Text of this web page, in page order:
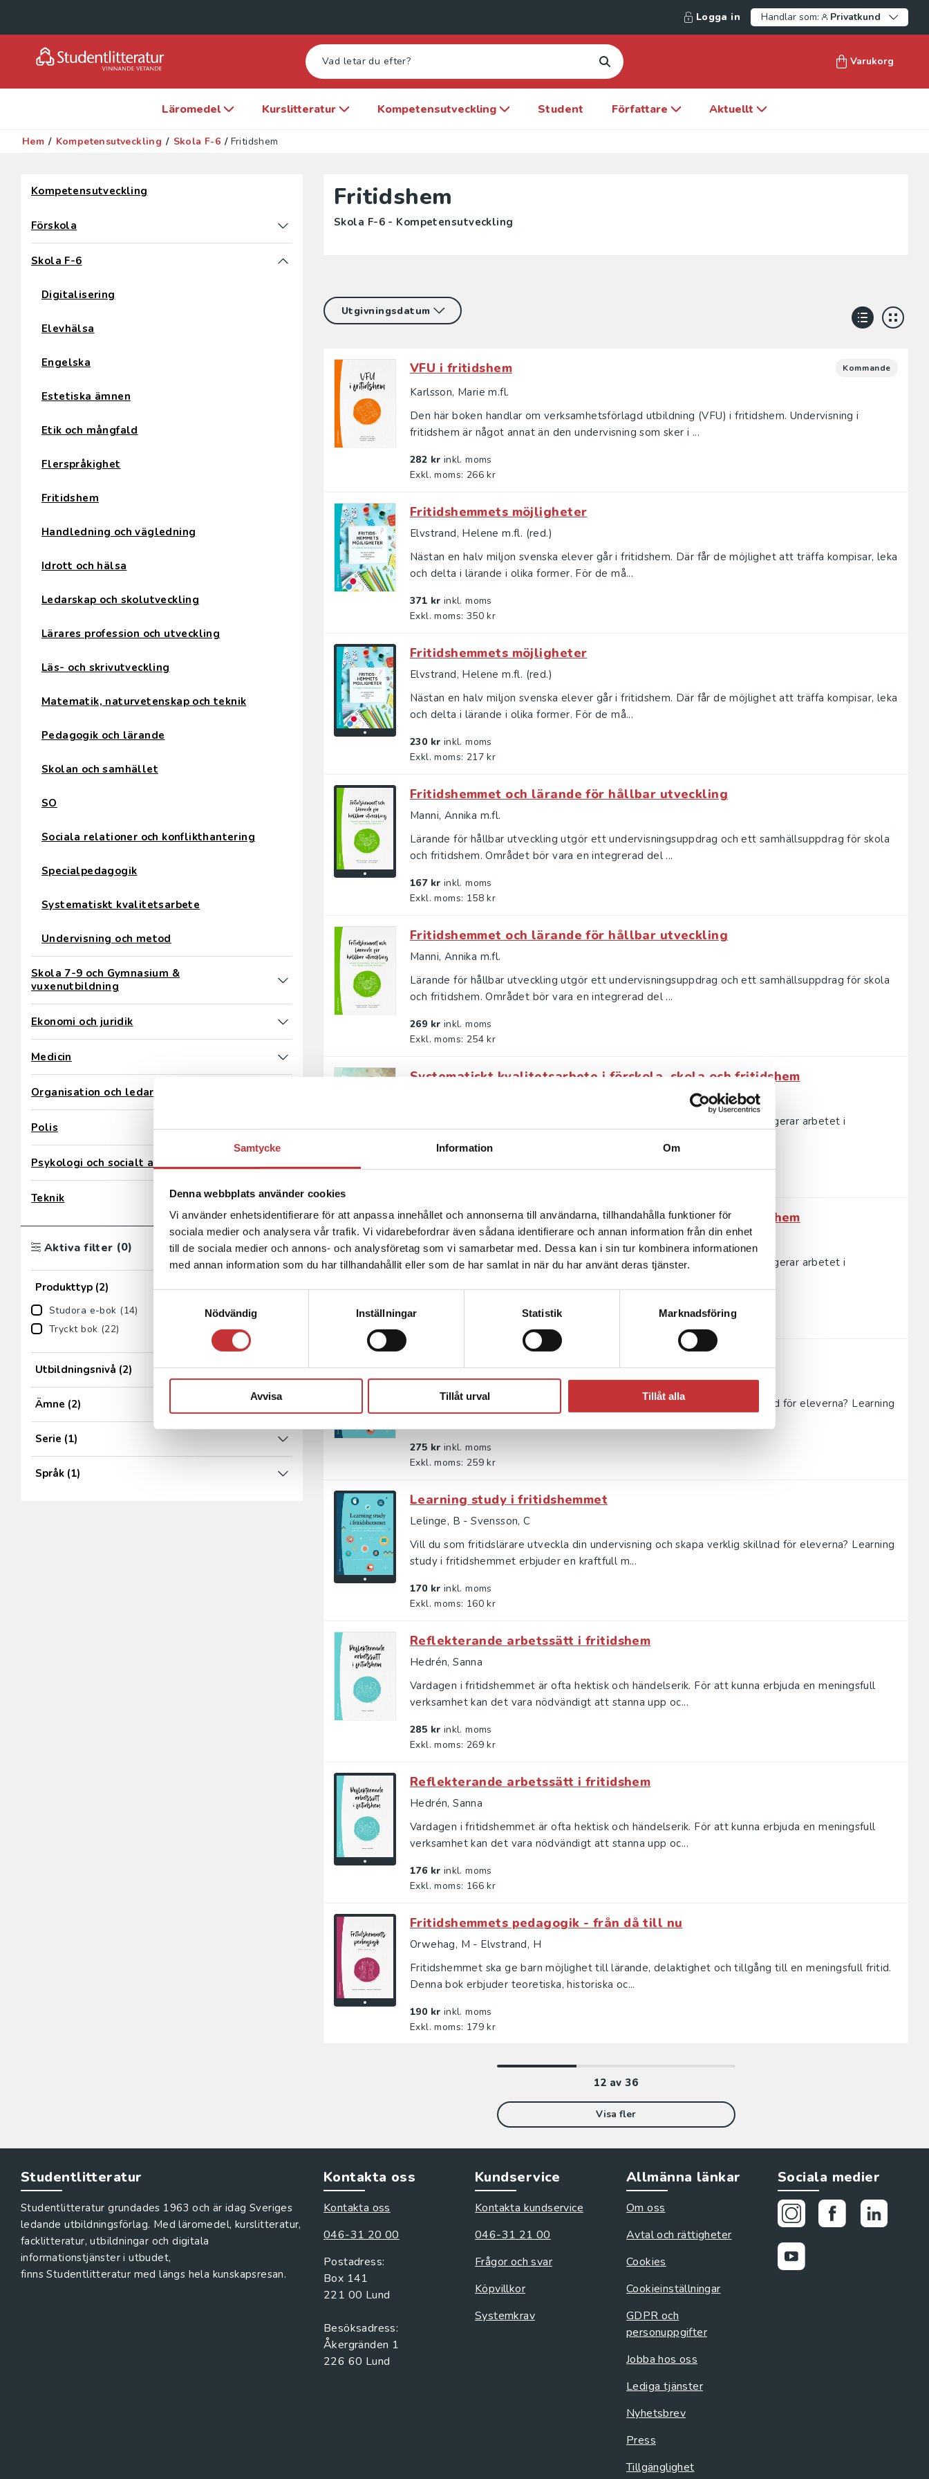
Samtycke Information Om
Denna webbplats använder cookies
Vi använder enhetsidentifierare för att anpassa innehållet och annonserna till användarna, tillhandahålla funktioner för
sociala medier och analysera vår trafik. Vi vidarebefordrar även sådana identifierare och annan information från din enhet
till de sociala medier och annons- och analysföretag som vi samarbetar med. Dessa kan i sin tur kombinera informationen
med annan information som du har tillhandahållit eller som de har samlat in när du har använt deras tjänster.
Nödvändig
Inställningar Statistik Marknadsföring
Avvisa Tillåt urval Tillåt alla
Logga in Handlar som: Privatkund
Varukorg
Läromedel Kurslitteratur Kompetensutveckling Student Författare Aktuellt
Hem / Kompetensutveckling / Skola F-6 / Fritidshem
Kompetensutveckling
Förskola
Skola F-6
Digitalisering
Elevhälsa
Engelska
Estetiska ämnen
Etik och mångfald
Flerspråkighet
Fritidshem
Handledning och vägledning
Idrott och hälsa
Ledarskap och skolutveckling
Lärares profession och utveckling
Läs- och skrivutveckling
Matematik, naturvetenskap och teknik
Pedagogik och lärande
Skolan och samhället
SO
Sociala relationer och konflikthantering
Specialpedagogik
Systematiskt kvalitetsarbete
Undervisning och metod
Skola 7-9 och Gymnasium &
vuxenutbildning
Ekonomi och juridik
Medicin
Organisation och ledarskap
Polis
Psykologi och socialt arbete
Teknik
Aktiva filter (0)
Produkttyp (2)
Studora e-bok (14)
Tryckt bok (22)
Utbildningsnivå (2)
Ämne (2)
Serie (1)
Språk (1)
Fritidshem
Skola F-6 - Kompetensutveckling
VFU i fritidshem Kommande
Karlsson, Marie m.fl.
Den här boken handlar om verksamhetsförlagd utbildning (VFU) i fritidshem. Undervisning i
fritidshem är något annat än den undervisning som sker i ...
282 kr inkl. moms
Exkl. moms: 266 kr
Fritidshemmets möjligheter
Elvstrand, Helene m.fl. (red.)
Nästan en halv miljon svenska elever går i fritidshem. Där får de möjlighet att träffa kompisar, leka
och delta i lärande i olika former. För de må...
371 kr inkl. moms
Exkl. moms: 350 kr
Fritidshemmets möjligheter
Elvstrand, Helene m.fl. (red.)
Nästan en halv miljon svenska elever går i fritidshem. Där får de möjlighet att träffa kompisar, leka
och delta i lärande i olika former. För de må...
230 kr inkl. moms
Exkl. moms: 217 kr
Fritidshemmet och lärande för hållbar utveckling
Manni, Annika m.fl.
Lärande för hållbar utveckling utgör ett undervisningsuppdrag och ett samhällsuppdrag för skola
och fritidshem. Området bör vara en integrerad del ...
167 kr inkl. moms
Exkl. moms: 158 kr
Fritidshemmet och lärande för hållbar utveckling
Manni, Annika m.fl.
Lärande för hållbar utveckling utgör ett undervisningsuppdrag och ett samhällsuppdrag för skola
och fritidshem. Området bör vara en integrerad del ...
269 kr inkl. moms
Exkl. moms: 254 kr
Systematiskt kvalitetsarbete i förskola, skola och fritidshem
Kraven på systematisk kvalitetsförbättring är fortsatt höga – men hur fungerar arbetet i
Systematiskt kvalitetsarbete i förskola, skola och fritidshem
Håkansson, Jan
Kraven på systematisk kvalitetsförbättring är fortsatt höga – men hur fungerar arbetet i
Exkl. moms: 208 kr
Lelinge, B - Svensson, S
Vill du som fritidslärare utveckla din undervisning och skapa verklig skillnad för eleverna? Learning
275 kr inkl. moms
Exkl. moms: 259 kr
Learning study i fritidshemmet
Lelinge, B - Svensson, C
Vill du som fritidslärare utveckla din undervisning och skapa verklig skillnad för eleverna? Learning
study i fritidshemmet erbjuder en kraftfull m...
170 kr inkl. moms
Exkl. moms: 160 kr
Reflekterande arbetssätt i fritidshem
Hedrén, Sanna
Vardagen i fritidshemmet är ofta hektisk och händelserik. För att kunna erbjuda en meningsfull
verksamhet kan det vara nödvändigt att stanna upp oc...
285 kr inkl. moms
Exkl. moms: 269 kr
Reflekterande arbetssätt i fritidshem
Hedrén, Sanna
Vardagen i fritidshemmet är ofta hektisk och händelserik. För att kunna erbjuda en meningsfull
verksamhet kan det vara nödvändigt att stanna upp oc...
176 kr inkl. moms
Exkl. moms: 166 kr
Fritidshemmets pedagogik - från då till nu
Orwehag, M - Elvstrand, H
Fritidshemmet ska ge barn möjlighet till lärande, delaktighet och tillgång till en meningsfull fritid.
Denna bok erbjuder teoretiska, historiska oc...
190 kr inkl. moms
Exkl. moms: 179 kr
12 av36
Visa fler
Studentlitteratur
Studentlitteratur grundades 1963 och är idag Sveriges
ledande utbildningsförlag. Med läromedel, kurslitteratur,
facklitteratur, utbildningar och digitala
informationstjänster i utbudet,
finns Studentlitteratur med längs hela kunskapsresan.
Kontakta oss
Kontakta oss
046-31 20 00
Postadress:
Box 141
221 00 Lund
Besöksadress:
Åkergränden 1
Kundservice
Kontakta kundservice
046-31 21 00
Frågor och svar
Köpvillkor
Systemkrav
Allmänna länkar
Om oss
Avtal och rättigheter
Cookies
Cookieinställningar
GDPR och
personuppgifter
Jobba hos oss
Lediga tjänster
Nyhetsbrev
Press
Tillgänglighet
Sociala medier